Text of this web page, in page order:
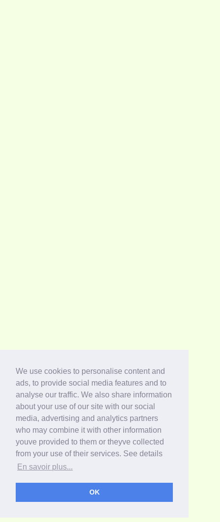
We use cookies to personalise content and
ads, to provide social media features and to
analyse our traffic. We also share information
about your use of our site with our social
media, advertising and analytics partners
who may combine it with other information
youve provided to them or theyve collected
from your use of their services. See details
En savoir plus...
OK